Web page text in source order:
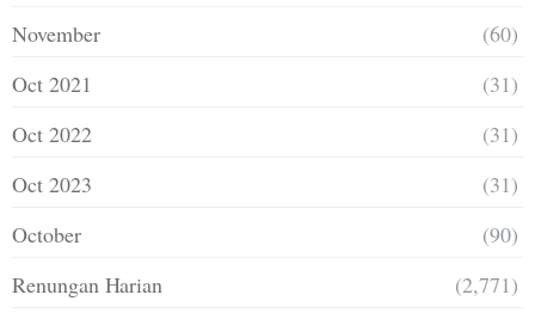
November
(60)
Oct 2021
(31)
Oct 2022
(31)
Oct 2023
(31)
October
(90)
Renungan Harian
(2,771)